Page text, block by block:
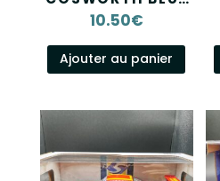
NOREV 1/43
10.50€
Ajouter au panier